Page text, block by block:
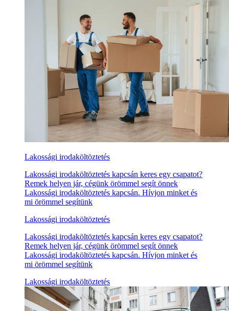
Lakossági irodaköltöztetés
Lakossági irodaköltöztetés kapcsán keres egy csapatot?
Remek helyen jár, cégünk örömmel segít önnek
Lakossági irodaköltöztetés kapcsán. Hívjon minket és
mi örömmel segítünk
Lakossági irodaköltöztetés
Lakossági irodaköltöztetés kapcsán keres egy csapatot?
Remek helyen jár, cégünk örömmel segít önnek
Lakossági irodaköltöztetés kapcsán. Hívjon minket és
mi örömmel segítünk
Lakossági irodaköltöztetés